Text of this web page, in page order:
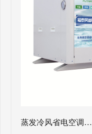
蒸发冷风省电空调…